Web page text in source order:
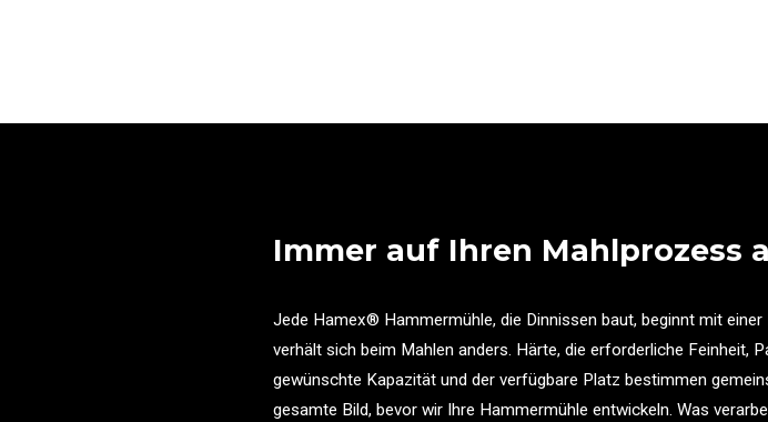
Immer auf Ihren Mahlprozess
Jede Hamex® Hammermühle, die Dinnissen baut, beginnt mit
verhält sich beim Mahlen anders. Härte, die erforderliche Feinheit,
gewünschte Kapazität und der verfügbare Platz bestimmen
gesamte Bild, bevor wir Ihre Hammermühle entwickeln. Was